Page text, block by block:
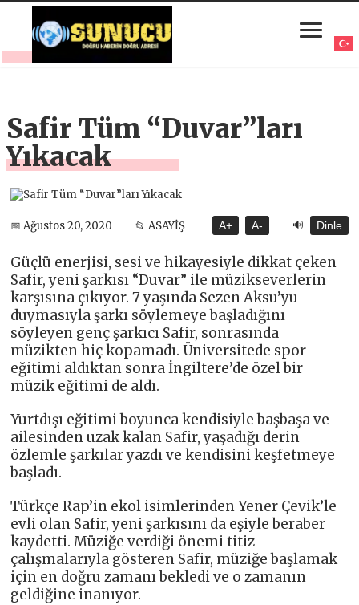
Safir Tüm “Duvar”ları
Yıkacak
📅 Ağustos 20, 2020 📂 ASAYİŞ A+ A- 🔊 Dinle
Güçlü enerjisi, sesi ve hikayesiyle dikkat çeken
Safir, yeni şarkısı “Duvar” ile müzikseverlerin
karşısına çıkıyor. 7 yaşında Sezen Aksu’yu
duymasıyla şarkı söylemeye başladığını
söyleyen genç şarkıcı Safir, sonrasında
müzikten hiç kopamadı. Üniversitede spor
eğitimi aldıktan sonra İngiltere’de özel bir
müzik eğitimi de aldı.
Yurtdışı eğitimi boyunca kendisiyle başbaşa ve
ailesinden uzak kalan Safir, yaşadığı derin
özlemle şarkılar yazdı ve kendisini keşfetmeye
başladı.
Türkçe Rap’in ekol isimlerinden Yener Çevik’le
evli olan Safir, yeni şarkısını da eşiyle beraber
kaydetti. Müziğe verdiği önemi titiz
çalışmalarıyla gösteren Safir, müziğe başlamak
için en doğru zamanı bekledi ve o zamanın
geldiğine inanıyor.